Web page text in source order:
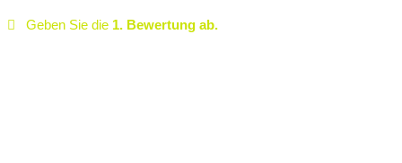
Geben Sie die 1. Bewertung ab.